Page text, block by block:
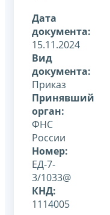
Дата
документа:
15.11.2024
Вид
документа:
Приказ
Принявший
орган:
ФНС
России
Номер:
ЕД-7-
3/1033@
КНД:
1114005